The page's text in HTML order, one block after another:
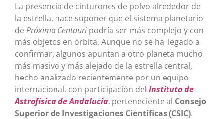
La presencia de cinturones de polvo alrededor de
la estrella, hace suponer que el sistema planetario
de Próxima Centauri podría ser más complejo y con
más objetos en órbita. Aunque no se ha llegado a
confirmar, algunos apuntan a otro planeta mucho
más masivo y más alejado de la estrella central,
hecho analizado recientemente por un equipo
internacional, con participación del Instituto de
Astrofísica de Andalucía, perteneciente al Consejo
Superior de Investigaciones Científicas (CSIC).